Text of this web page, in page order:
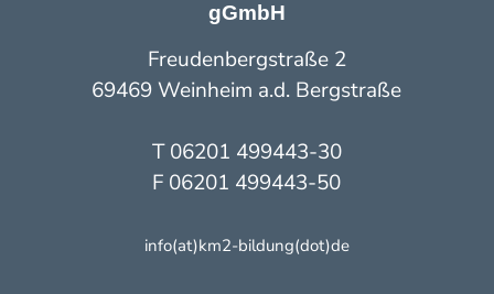
gGmbH
Freudenbergstraße 2
69469 Weinheim a.d. Bergstraße
T 06201 499443-30
F 06201 499443-50
info(at)km2-bildung(dot)de